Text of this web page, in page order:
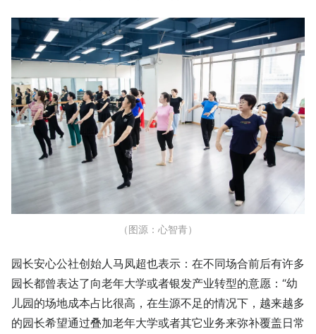
（图源：心智青）
园长安心公社创始人马凤超也表示：在不同场合前后有许多
园长都曾表达了向老年大学或者银发产业转型的意愿：“幼
儿园的场地成本占比很高，在生源不足的情况下，越来越多
的园长希望通过叠加老年大学或者其它业务来弥补覆盖日常